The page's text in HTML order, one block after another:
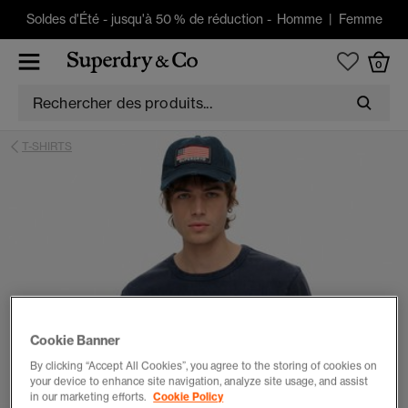
Soldes d'Été -jusqu'à 50 % de réduction - Homme| Femme
0
T-SHIRTS
Cookie Banner
By clicking “Accept All Cookies”, you agree to the storing of cookies on
your device to enhance site navigation, analyze site usage, and assist
in our marketing efforts. Cookie Policy